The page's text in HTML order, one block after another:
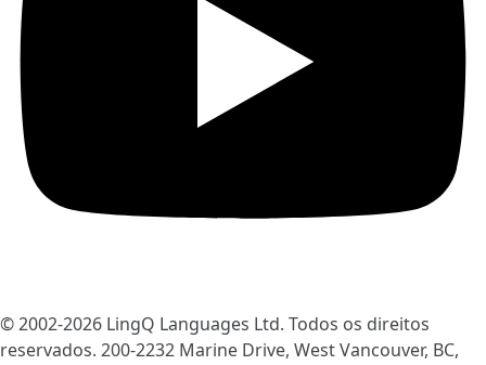
© 2002-2026 LingQ Languages Ltd. Todos os direitos
reservados. 200-2232 Marine Drive, West Vancouver, BC,